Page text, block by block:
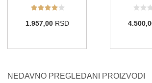
1.957,00RSD
NEDAVNO PREGLEDANI PROIZVODI